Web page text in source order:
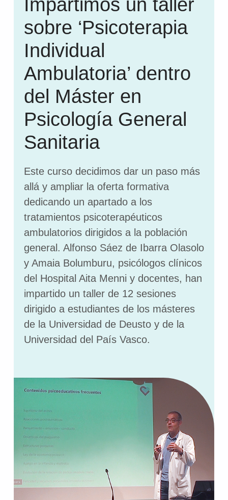
Impartimos un taller
sobre ‘Psicoterapia
Individual
Ambulatoria’ dentro
del Máster en
Psicología General
Sanitaria
Este curso decidimos dar un paso más
allá y ampliar la oferta formativa
dedicando un apartado a los
tratamientos psicoterapéuticos
ambulatorios dirigidos a la población
general. Alfonso Sáez de Ibarra Olasolo
y Amaia Bolumburu, psicólogos clínicos
del Hospital Aita Menni y docentes, han
impartido un taller de 12 sesiones
dirigido a estudiantes de los másteres
de la Universidad de Deusto y de la
Universidad del País Vasco.